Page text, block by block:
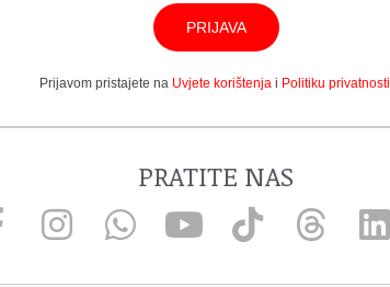
PRIJAVA
Prijavom pristajete na Uvjete korištenja i Politiku privatnosti
PRATITE NAS